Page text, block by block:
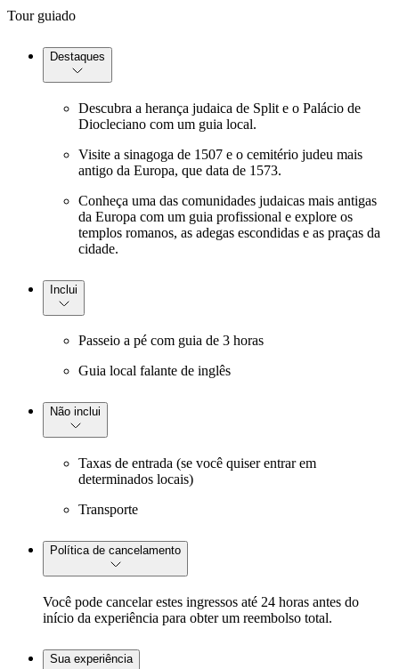
Tour guiado
Destaques
Descubra a herança judaica de Split e o Palácio de
Diocleciano com um guia local.
Visite a sinagoga de 1507 e o cemitério judeu mais
antigo da Europa, que data de 1573.
Conheça uma das comunidades judaicas mais antigas
da Europa com um guia profissional e explore os
templos romanos, as adegas escondidas e as praças da
cidade.
Inclui
Passeio a pé com guia de 3 horas
Guia local falante de inglês
Não inclui
Taxas de entrada (se você quiser entrar em
determinados locais)
Transporte
Política de cancelamento
Você pode cancelar estes ingressos até 24 horas antes do
início da experiência para obter um reembolso total.
Sua experiência